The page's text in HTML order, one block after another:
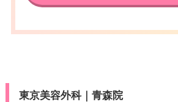
東京美容外科｜青森院